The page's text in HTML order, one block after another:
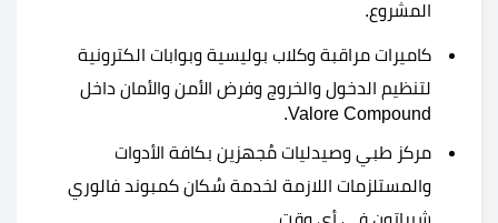
المشروع.
كاميرات مراقبة وكلاب بوليسية وبوابات الكترونية
لتنظيم الدخول والخروج وفرض الأمن والأمان داخل
Valore Compound.
مركز طبي وصيدليات مُجهزين بكافة الأدوات
والمستلزمات اللازمة لخدمة سُكان كمبوند فالوري